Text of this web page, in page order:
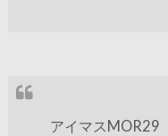
アイマスMOR29